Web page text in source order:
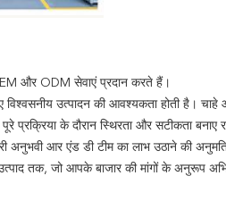
और ODM सेवाएं प्रदान करते हैं।
विश्वसनीय उत्पादन की आवश्यकता होती है।
प्रक्रिया के दौरान स्थिरता और सटीकता बनाए
अनुभवी आर एंड डी टीम का लाभ उठाने की
तक, जो आपके बाजार की मांगों के अनुरूप